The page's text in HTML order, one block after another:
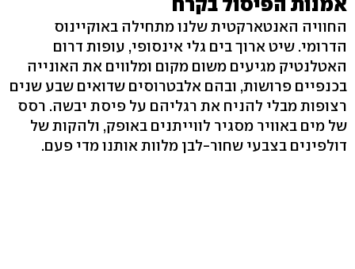
החוויה האנטארקטית שלנו מתחילה באוקיינוס
הדרומי. שיט ארוך בים גלי אינסופי, עופות דרום
האטלנטיק מגיעים משום מקום ומלווים את האונייה
בכנפיים פרושות, ובהם אלבטרוסים שדואים שבע שנים
רצופות מבלי להניח את רגליהם על פיסת יבשה. רסס
של מים באוויר מסגיר לווייתנים באופק, ולהקות של
דולפינים בצבעי שחור-לבן מלוות אותנו מדי פעם.